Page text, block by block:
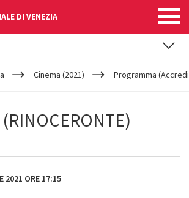
DI VENEZIA
Cinema (2021) Programma
2021 ORE 17:15